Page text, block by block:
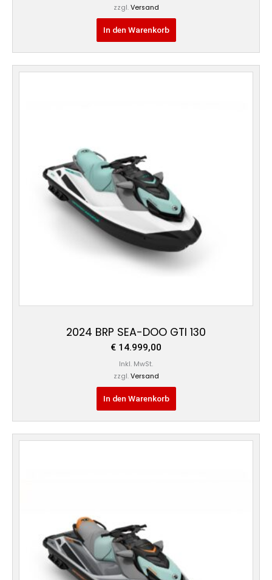
zzgl. Versand
In den Warenkorb
2024 BRP SEA-DOO GTI 130
€ 14.999,00
Inkl. MwSt.
zzgl. Versand
In den Warenkorb